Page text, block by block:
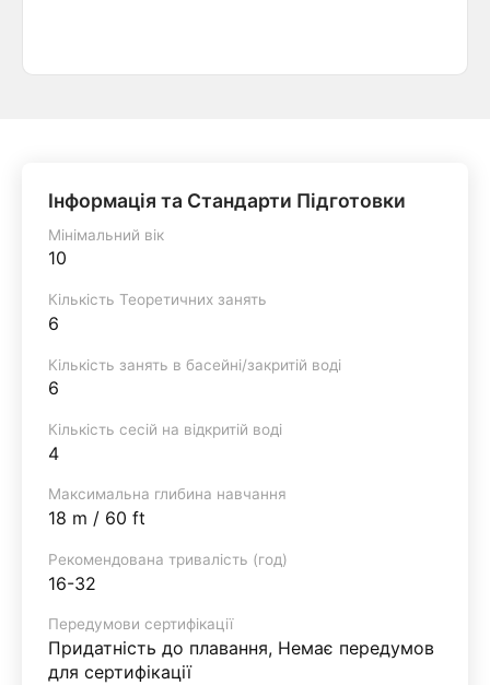
Інформація та Стандарти Підготовки
Мінімальний вік
10
Кількість Теоретичних занять
6
Кількість занять в басейні/закритій воді
6
Кількість сесій на відкритій воді
4
Максимальна глибина навчання
18 m / 60 ft
Рекомендована тривалість (год)
16-32
Передумови сертифікації
Придатність до плавання, Немає передумов
для сертифікації